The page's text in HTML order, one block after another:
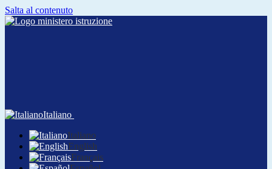
Salta al contenuto
Italiano
Italiano
English
Français